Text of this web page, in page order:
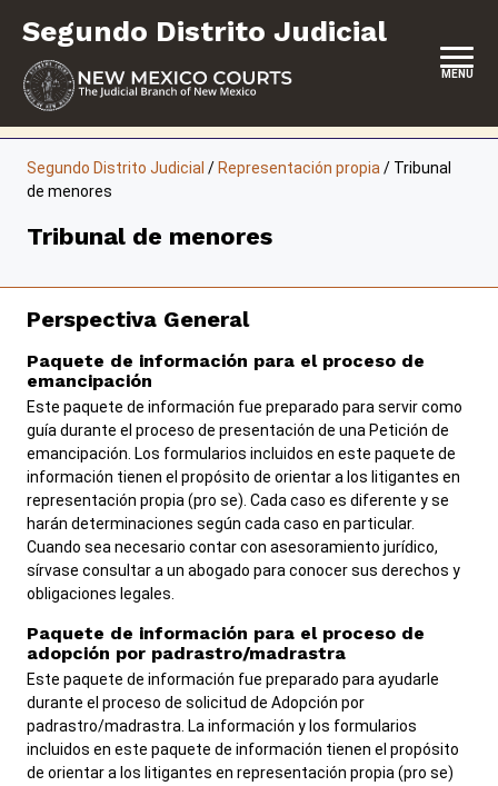
contenido
Segundo Distrito Judicial
MENU
SERVICIO DE JURADO
REPRESENTACIÓN PROPIA
SERVICIOS Y PROGRAMAS
FORMULARIOS Y EXPEDIENTES
Carreras
Pago de sanciones y aranceles
ADA y adaptaciones
View site in English
Segundo Distrito Judicial / Representación propia / Tribunal
de menores
Tribunal de menores
Perspectiva General
Paquete de información para el proceso de
emancipación
Este paquete de información fue preparado para servir como
guía durante el proceso de presentación de una Petición de
emancipación. Los formularios incluidos en este paquete de
información tienen el propósito de orientar a los litigantes en
representación propia (pro se). Cada caso es diferente y se
harán determinaciones según cada caso en particular.
Cuando sea necesario contar con asesoramiento jurídico,
sírvase consultar a un abogado para conocer sus derechos y
obligaciones legales.
Paquete de información para el proceso de
adopción por padrastro/madrastra
Este paquete de información fue preparado para ayudarle
durante el proceso de solicitud de Adopción por
padrastro/madrastra. La información y los formularios
incluidos en este paquete de información tienen el propósito
de orientar a los litigantes en representación propia (pro se)